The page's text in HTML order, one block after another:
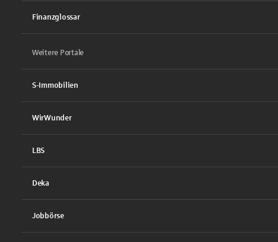
Finanzglossar
Weitere Portale
S-Immobilien
WirWunder
LBS
Deka
Jobbörse